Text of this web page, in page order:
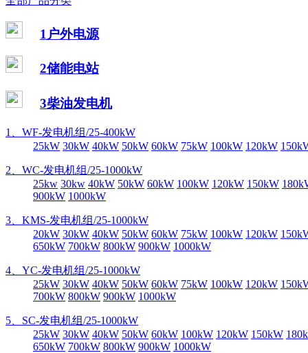
1户外电源
2储能电站
3柴油发电机
1、WF-发电机组/25-400kW
25kW 30kW 40kW 50kW 60kW 75kW 100kW 120kW
2、WC-发电机组/25-1000kW
25kw 30kw 40kW 50kW 60kW 100kW 120kW 150kW
900kW 1000kW
3、KMS-发电机组/25-1000kW
20kW 30kW 40kW 50kW 60kW 75kW 100kW 120kW
650kW 700kW 800kW 900kW 1000kW
4、YC-发电机组/25-1000kW
25kW 30kW 40kW 50kW 60kW 75kW 100kW 120kW
700kW 800kW 900kW 1000kW
5、SC-发电机组/25-1000kW
25kW 30kW 40kW 50kW 60kW 100kW 120kW 150kW
650kW 700kW 800kW 900kW 1000kW